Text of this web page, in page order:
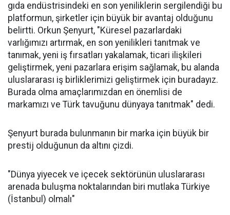
gıda endüstrisindeki en son yeniliklerin sergilendiği bu
platformun, şirketler için büyük bir avantaj olduğunu
belirtti. Orkun Şenyurt, "Küresel pazarlardaki
varlığımızı artırmak, en son yenilikleri tanıtmak ve
tanımak, yeni iş fırsatları yakalamak, ticari ilişkileri
geliştirmek, yeni pazarlara erişim sağlamak, bu alanda
uluslararası iş birliklerimizi geliştirmek için buradayız.
Burada olma amaçlarımızdan en önemlisi de
markamızı ve Türk tavuğunu dünyaya tanıtmak" dedi.
Şenyurt burada bulunmanın bir marka için büyük bir
prestij olduğunun da altını çizdi.
"Dünya yiyecek ve içecek sektörünün uluslararası
arenada buluşma noktalarından biri mutlaka Türkiye
(İstanbul) olmalı"